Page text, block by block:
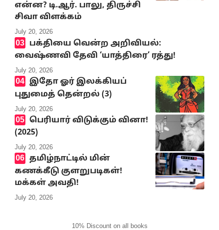
என்ன? டி.ஆர். பாலு, திருச்சி
சிவா விளக்கம்
July 20, 2026
பக்தியை வென்ற அறிவியல்:
வைஷ்ணவி தேவி ‘யாத்திரை’ ரத்து!
July 20, 2026
இதோ ஓர் இலக்கியப்
புதுமைத் தென்றல் (3)
July 20, 2026
பெரியார் விடுக்கும் வினா!
(2025)
July 20, 2026
தமிழ்நாட்டில் மின்
கணக்கீடு குளறுபடிகள்!
மக்கள் அவதி!
July 20, 2026
10% Discount on all books